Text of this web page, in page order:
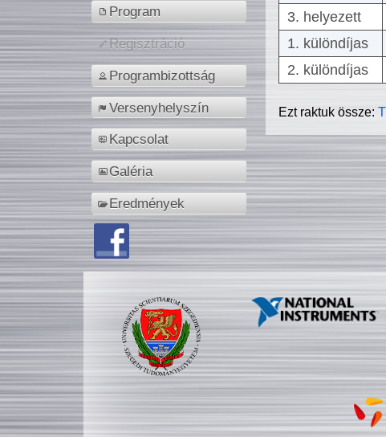
Program
Regisztráció
Programbizottság
Versenyhelyszín
Kapcsolat
Galéria
Eredmények
3. helyezett
1. különdíjas
2. különdíjas
Ezt raktuk össze: